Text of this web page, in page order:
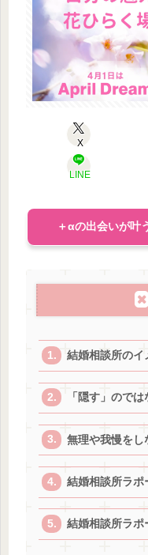
X
LINE
＋αの出会いが叶
結婚相談所のイ
「隠す」ので
無理や我慢をし
結婚相談所ラポ
結婚相談所ラポ